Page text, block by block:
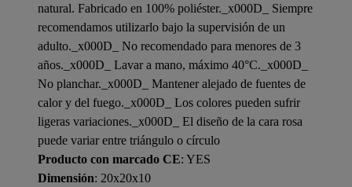
natural. Fabricado en 100% poliéster._x000D_ Siempre
recomendamos utilizarlo bajo la supervisión de un
adulto._x000D_ No recomendado para menores de 3
años._x000D_ Lavar a mano, máximo 40°C._x000D_
No planchar._x000D_ Mantener alejado de fuentes de
calor y del fuego._x000D_ Los colores pueden sufrir
ligeras variaciones._x000D_ El diseño de la cara rosa
puede variar entre triángulo o círculo
Producto con marcado CE: YES
Dimensión: 20x20x10